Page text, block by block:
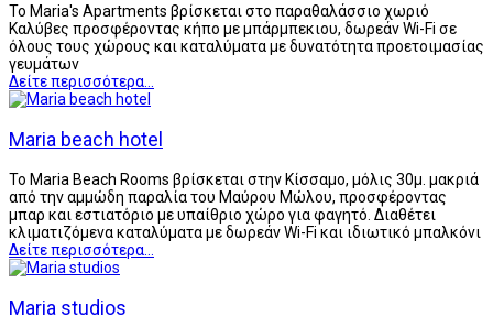
Το Maria's Apartments βρίσκεται στο παραθαλάσσιο χωριό
Καλύβες προσφέροντας κήπο με μπάρμπεκιου, δωρεάν Wi-Fi σε
όλους τους χώρους και καταλύματα με δυνατότητα προετοιμασίας
γευμάτων
Δείτε περισσότερα...
Maria beach hotel
Το Maria Beach Rooms βρίσκεται στην Κίσσαμο, μόλις 30μ. μακριά
από την αμμώδη παραλία του Μαύρου Μώλου, προσφέροντας
μπαρ και εστιατόριο με υπαίθριο χώρο για φαγητό. Διαθέτει
κλιματιζόμενα καταλύματα με δωρεάν Wi-Fi και ιδιωτικό μπαλκόνι
Δείτε περισσότερα...
Maria studios